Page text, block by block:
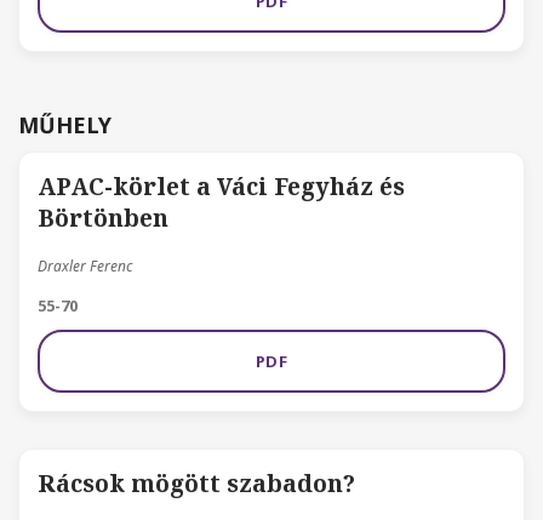
MŰHELY
APAC-körlet a Váci Fegyház és
Börtönben
Draxler Ferenc
55-70
PDF
Rácsok mögött szabadon?